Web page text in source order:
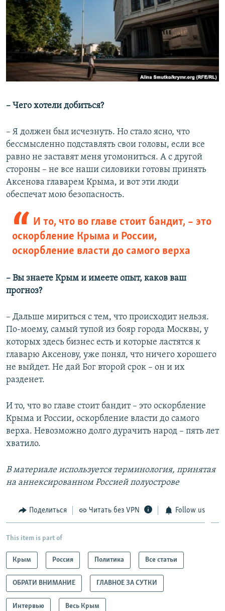
– Чего хотели добиться?
– Я должен был исчезнуть. Но стало ясно, что
бессмысленно подставлять свои головы, если все
равно не заставят меня угомониться. А с другой
стороны – не все наши силовики готовы принять
Аксенова главарем Крыма, и вот эти люди
обеспечат мою безопасность.
И то, что во главе стоит бандит, – это
оскорбление Крыма и России,
оскорбление власти до самого верха
– Вы знаете Крым и имеете опыт, каков ваш
прогноз?
– Дальше мириться с тем, что происходит нельзя.
По-моему, самый тупой из бояр города Москвы, у
которых здесь бизнес есть и которые ластятся к
главарю Аксенову, уже понял, что ничего хорошего
не выйдет. Не дай Бог второй срок – он и их
разденет.
И то, что во главе стоит бандит – это оскорбление
Крыма и России, оскорбление власти до самого
верха. Невозможно долго дурачить народ – пять лет
хватило.
В материале используется терминология, принятая
на аннексированном Россией полуострове
Поделиться Читать без VPN Follow us
This item is part of
Крым Россия Политика Все статьи
ОБРАТИ ВНИМАНИЕ ГЛАВНОЕ ЗА СУТКИ
Интервью Весь Крым